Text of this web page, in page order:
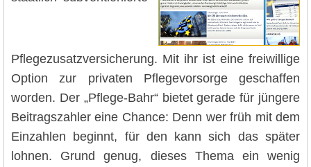
Pflegezusatzversicherung. Mit ihr ist eine freiwillige
Option zur privaten Pflegevorsorge geschaffen
worden. Der „Pflege-Bahr“ bietet gerade für jüngere
Beitragszahler eine Chance: Denn wer früh mit dem
Einzahlen beginnt, für den kann sich das später
lohnen. Grund genug, dieses Thema ein wenig